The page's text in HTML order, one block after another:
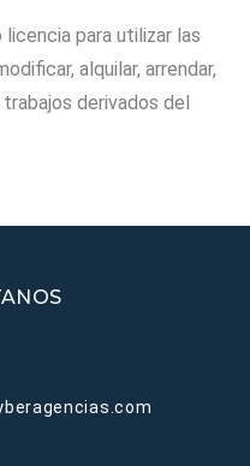
para utilizar las
alquilar, arrendar,
derivados del